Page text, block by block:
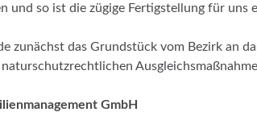
und so ist die zügige Fertigstellung für uns
zunächst das Grundstück vom Bezirk an
GmbH